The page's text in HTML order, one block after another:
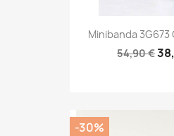
Minibanda
54,90 €
-30%